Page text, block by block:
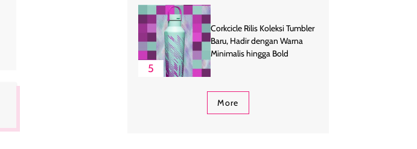
5
Corkcicle Rilis Koleksi Tumbler
Baru, Hadir dengan Warna
Minimalis hingga Bold
More